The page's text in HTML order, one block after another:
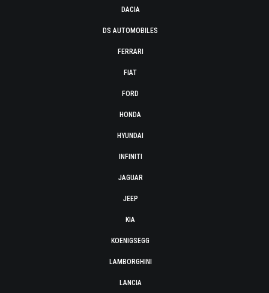
DACIA
DS AUTOMOBILES
FERRARI
FIAT
FORD
HONDA
HYUNDAI
INFINITI
JAGUAR
JEEP
KIA
KOENIGSEGG
LAMBORGHINI
LANCIA